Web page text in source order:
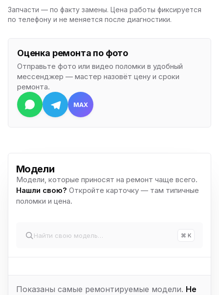
Запчасти — по факту замены. Цена работы фиксируется
по телефону и не меняется после диагностики.
Оценка ремонта по фото
Отправьте фото или видео поломки в удобный
мессенджер — мастер назовёт цену и сроки
ремонта.
MAX
Модели
Модели, которые приносят на ремонт чаще всего.
Нашли свою? Откройте карточку — там типичные
поломки и цена.
⌘ K
Показаны самые ремонтируемые модели. Не